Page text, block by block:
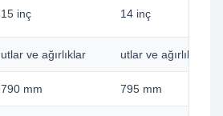
15 inç 14 inç
utlar ve ağırlıklar utlar ve ağırlıklar
790 mm 795 mm